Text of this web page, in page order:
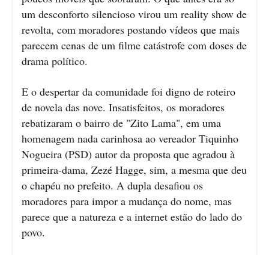
um desconforto silencioso virou um reality show de
revolta, com moradores postando vídeos que mais
parecem cenas de um filme catástrofe com doses de
drama político.
E o despertar da comunidade foi digno de roteiro
de novela das nove. Insatisfeitos, os moradores
rebatizaram o bairro de "Zito Lama", em uma
homenagem nada carinhosa ao vereador Tiquinho
Nogueira (PSD) autor da proposta que agradou à
primeira-dama, Zezé Hagge, sim, a mesma que deu
o chapéu no prefeito. A dupla desafiou os
moradores para impor a mudança do nome, mas
parece que a natureza e a internet estão do lado do
povo.